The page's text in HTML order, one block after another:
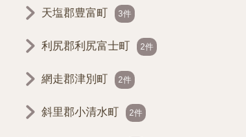
天塩郡豊富町 3件
利尻郡利尻富士町 2件
網走郡津別町 2件
斜里郡小清水町 2件